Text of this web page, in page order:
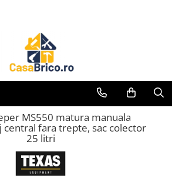
invertor
MAG (cu
WIG (cu
MS550 matura manuala
central fara trepte, sac colector
25 litri